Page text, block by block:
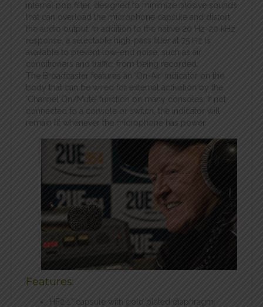
internal pop filter, designed to minimize plosive sounds
that can overload the microphone capsule and distort
the audio output. In addition to the native 20 Hz-20 kHz
response, a selectable high-pass filter at 75 Hz is
available to prevent low-end noise, such as air
conditioners and traffic, from being recorded.
The Broadcaster features an ‘On-Air’ indicator on the
body that can be wired for external activation by the
‘Channel On/Mute’ function on many consoles. If not
connected to a console or switch, the indicator will
remain lit whenever the microphone has power.
Features:
HF2 1” capsule with gold plated diaphragm